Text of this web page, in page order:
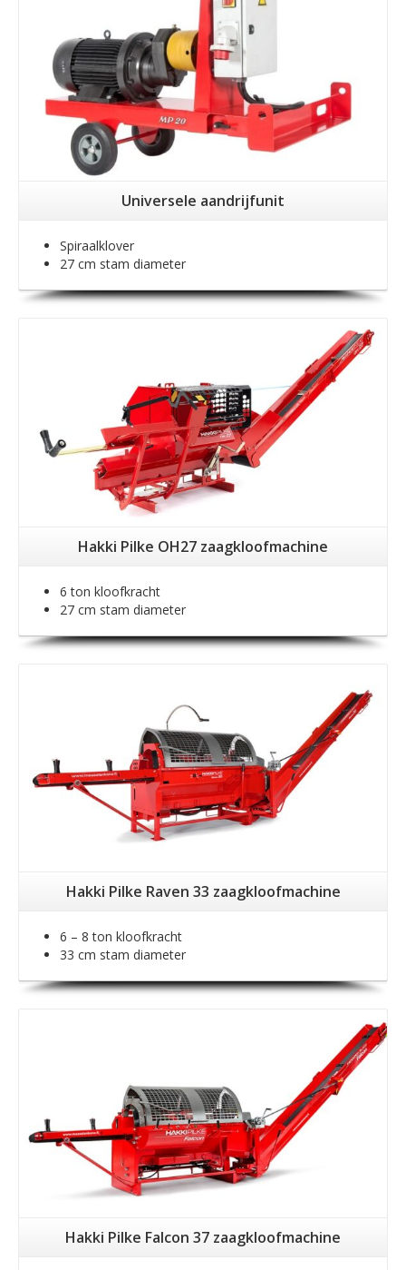
Universele aandrijfunit
Spiraalklover
27 cm stam diameter
Hakki Pilke OH27 zaagkloofmachine
6 ton kloofkracht
27 cm stam diameter
Hakki Pilke Raven 33 zaagkloofmachine
6 – 8 ton kloofkracht
33 cm stam diameter
Hakki Pilke Falcon 37 zaagkloofmachine